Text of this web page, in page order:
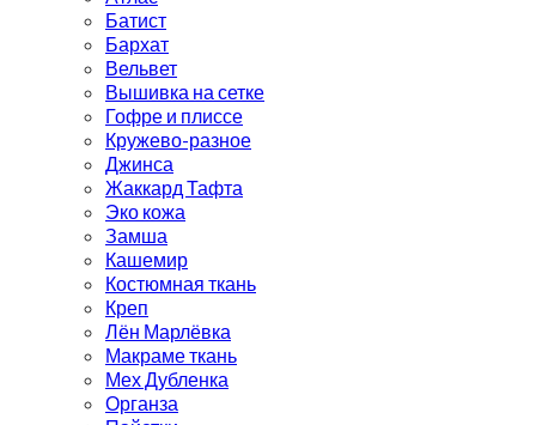
Батист
Бархат
Вельвет
Вышивка на сетке
Гофре и плиссе
Кружево-разное
Джинса
Жаккард Тафта
Эко кожа
Замша
Кашемир
Костюмная ткань
Креп
Лён Марлёвка
Макраме ткань
Мех Дубленка
Органза